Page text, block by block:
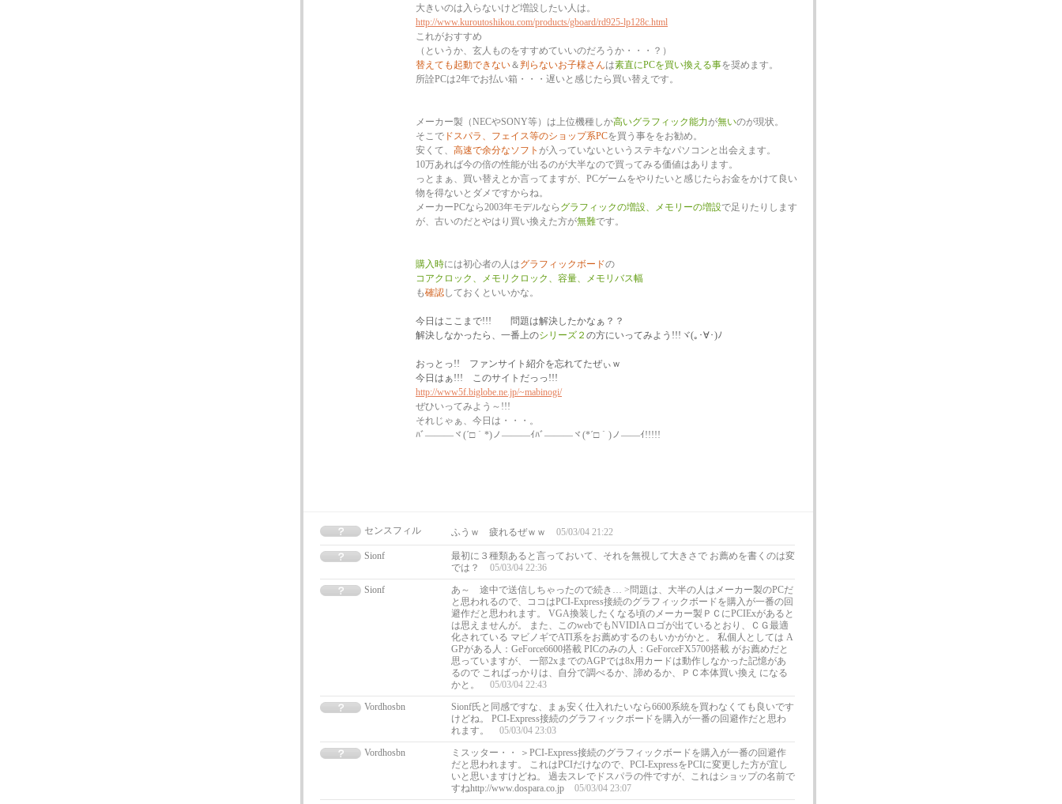
大きいのは入らないけど増設したい人は。
http://www.kuroutoshikou.com/products/gboard/rd925-lp128c.html
これがおすすめ
（というか、玄人ものをすすめていいのだろうか・・・？）
替えても起動できない＆ 判らないお子様さんは素直にPCを買い換える事を奨めます。
所詮PCは2年でお払い箱・・・遅いと感じたら買い替えです。
メーカー製（NECやSONY等）は上位機種しか高いグラフィック能力が無いのが現状。
そこで ドスパラ、フェイス等のショップ系PCを買う事ををお勧め。
安くて、 高速で余分なソフト が入っていないというステキなパソコンと出会えます。
10万あれば今の倍の性能が出るのが大半なので買ってみる価値はあります。
っとまぁ、買い替えとか言ってますが、PCゲームをやりたいと感じたらお金をかけて良い
物を得ないとダメですからね。
メーカーPCなら2003年モデルなら グラフィックの増設、メモリーの増設で足りたりします
が、古いのだとやはり買い換えた方が無難です。
購入時には初心者の人はグラフィックボードの
コアクロック、メモリクロック、容量、メモリバス幅
も確認しておくといいかな。
今日はここまで!!! 問題は解決したかなぁ？？
解決しなかったら、一番上のシリーズ２ の方にいってみよう!!!ヾ(｡･∀･)ﾉ
おっとっ!! ファンサイト紹介を忘れてたぜぃｗ
今日はぁ!!! このサイトだっっ!!!
http://www5f.biglobe.ne.jp/~mabinogi/
ぜひいってみよう～!!!
それじゃぁ、今日は・・・。
ﾊﾞ―――ヾ(´□｀*)ノ―――ｲﾊﾞ―――ヾ(*´□｀)ノ――ｲ!!!!!
センスフィル ふうｗ 疲れるぜｗｗ 05/03/04 21:22
Sionf
最初に３種類あると言っておいて、それを無視して大きさで お薦めを書くのは変
では？
05/03/04 22:36
Sionf
あ～ 途中で送信しちゃったので続き… >問題は、大半の人はメーカー製のPCだ
と思われるので、ココはPCI-Express接続のグラフィックボードを購入が一番の回
避作だと思われます。 VGA換装したくなる頃のメーカー製ＰＣにPCIExがあると
は思えませんが。 また、このwebでもNVIDIAロゴが出ているとおり、ＣＧ最適
化されている マビノギでATI系をお薦めするのもいかがかと。 私個人としては A
GPがある人：GeForce6600搭載 PICのみの人：GeForceFX5700搭載 がお薦めだと
思っていますが、 一部2xまでのAGPでは8x用カードは動作しなかった記憶があ
るので こればっかりは、自分で調べるか、諦めるか、ＰＣ本体買い換え になる
かと。
05/03/04 22:43
Vordhosbn
Sionf氏と同感ですな、まぁ安く仕入れたいなら6600系統を買わなくても良いです
けどね。 PCI-Express接続のグラフィックボードを購入が一番の回避作だと思わ
れます。
05/03/04 23:03
Vordhosbn
ミスッター・・ ＞PCI-Express接続のグラフィックボードを購入が一番の回避作
だと思われます。 これはPCIだけなので、PCI-ExpressをPCIに変更した方が宜し
いと思いますけどね。 過去スレでドスパラの件ですが、これはショップの名前で
すねhttp://www.dospara.co.jp
05/03/04 23:07